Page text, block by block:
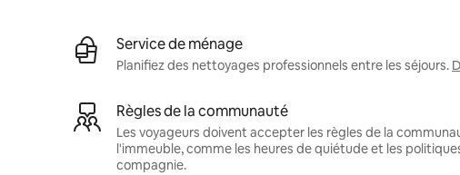
Service de ménage
Planifiez des nettoyages professionnels entre les séjours.
Règles de la communauté
Les voyageurs doivent accepter les règles de la
l'immeuble, comme les heures de quiétude et les
compagnie.